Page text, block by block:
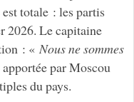
totale : les partis
2026. Le capitaine
: « Nous ne sommes
par Moscou
du pays.